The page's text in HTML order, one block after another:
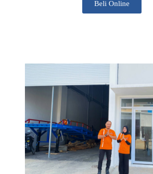
Beli Online